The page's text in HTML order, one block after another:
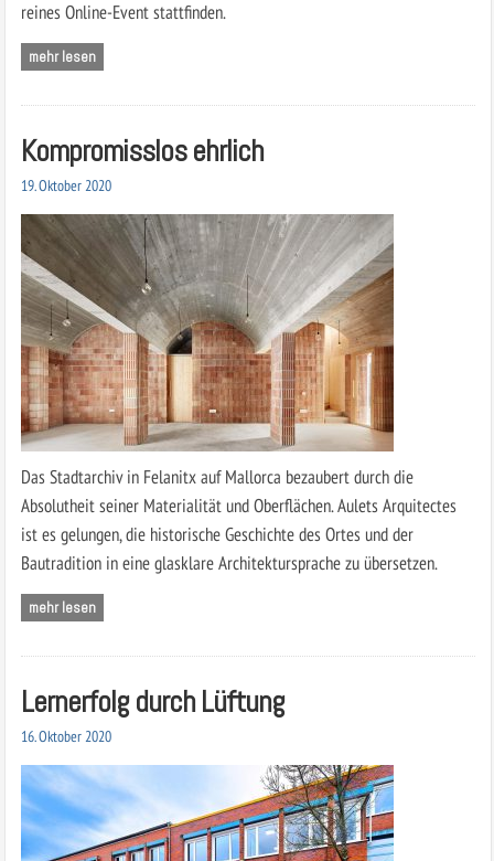
reines Online-Event stattfinden.
mehr lesen
Kompromisslos ehrlich
19. Oktober 2020
Das Stadtarchiv in Felanitx auf Mallorca bezaubert durch die
Absolutheit seiner Materialität und Oberflächen. Aulets Arquitectes
ist es gelungen, die historische Geschichte des Ortes und der
Bautradition in eine glasklare Architektursprache zu übersetzen.
mehr lesen
Lernerfolg durch Lüftung
16. Oktober 2020